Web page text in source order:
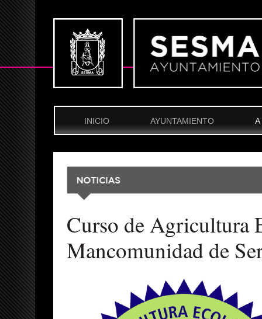
INICIO AYUNTAMIENTO A
Curso de Agricultura
Mancomunidad de